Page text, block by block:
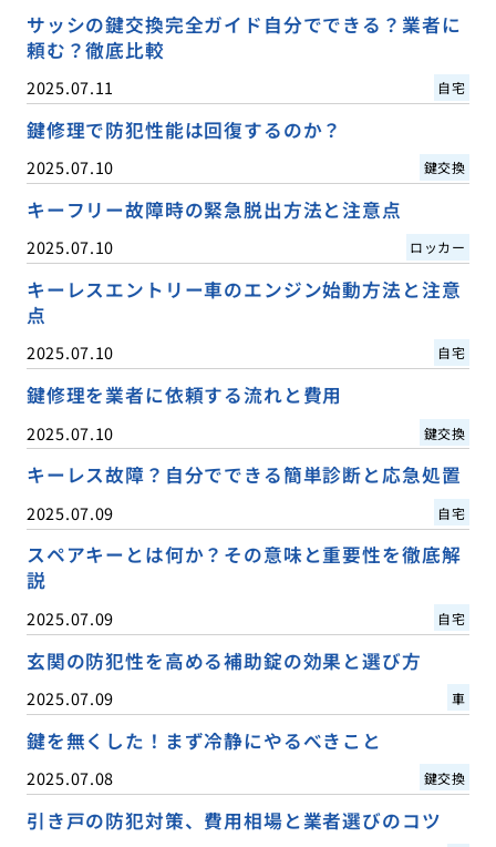
サッシの鍵交換完全ガイド自分でできる？業者に
頼む？徹底比較
2025.07.11 自宅
鍵修理で防犯性能は回復するのか？
2025.07.10 鍵交換
キーフリー故障時の緊急脱出方法と注意点
2025.07.10 ロッカー
キーレスエントリー車のエンジン始動方法と注意
点
2025.07.10 自宅
鍵修理を業者に依頼する流れと費用
2025.07.10 鍵交換
キーレス故障？自分でできる簡単診断と応急処置
2025.07.09 自宅
スペアキーとは何か？その意味と重要性を徹底解
説
2025.07.09 自宅
玄関の防犯性を高める補助錠の効果と選び方
2025.07.09 車
鍵を無くした！まず冷静にやるべきこと
2025.07.08 鍵交換
引き戸の防犯対策、費用相場と業者選びのコツ